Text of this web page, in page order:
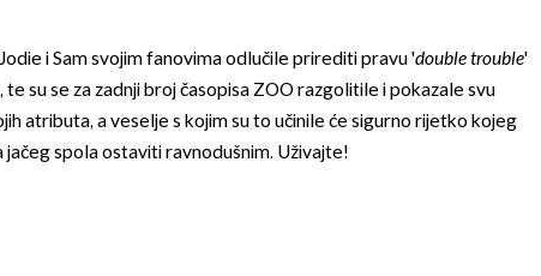
i Sam svojim fanovima odlučile prirediti pravu 'double trouble'
te su se za zadnji broj časopisa ZOO razgolitile i pokazale svu
atributa, a veselje s kojim su to učinile će sigurno rijetko kojeg
jačeg spola ostaviti ravnodušnim. Uživajte!